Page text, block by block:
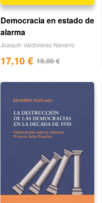
Democracia en estado de
alarma
Joaquín Valdivielso Navarro
18,00€
17,10 €